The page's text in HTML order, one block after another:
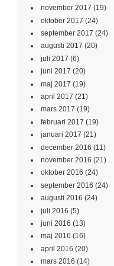
november 2017 (19)
oktober 2017 (24)
september 2017 (24)
augusti 2017 (20)
juli 2017 (6)
juni 2017 (20)
maj 2017 (19)
april 2017 (21)
mars 2017 (19)
februari 2017 (19)
januari 2017 (21)
december 2016 (11)
november 2016 (21)
oktober 2016 (24)
september 2016 (24)
augusti 2016 (24)
juli 2016 (5)
juni 2016 (13)
maj 2016 (16)
april 2016 (20)
mars 2016 (14)